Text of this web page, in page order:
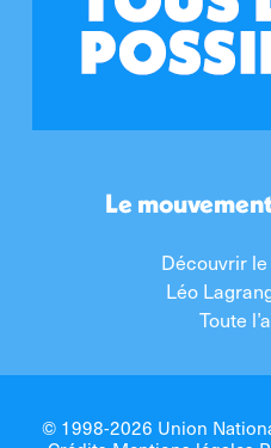
Le
Découvrir
Léo
Toute
© 1998-2026 Union